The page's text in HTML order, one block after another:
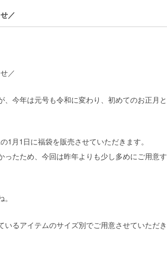
／
／
今年は元号も令和に変わり、初めてのお正月と
月1日に福袋を販売させていただきます。
たため、今回は昨年よりも少し多めにご用意す
るアイテムのサイズ別でご用意させていただき